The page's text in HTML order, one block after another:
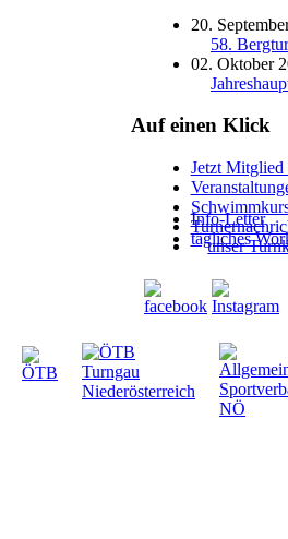
20.
58.
02. Oktober
Auf einen Klick
Jetzt Mitglied
unser
Info-Letter
tägliches